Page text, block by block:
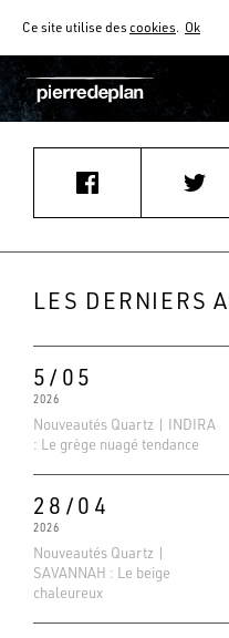
Ce site utilise descookies. Ok
AIDE AU CHOIX
Accueil Actualités Revêtement
LES DERNIERS
5/05
2026
Nouveautés Quartz | INDIRA
: Le grège nuagé tendance
28/04
2026
Nouveautés Quartz |
SAVANNAH : Le beige
chaleureux